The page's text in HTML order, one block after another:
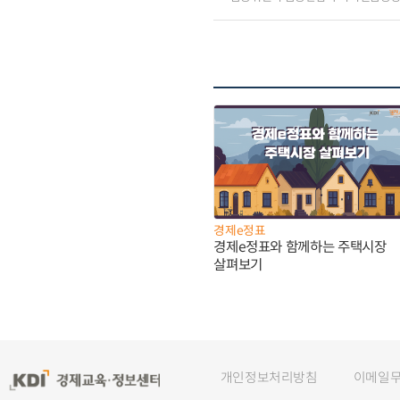
경제e정표
경제e정표와 함께하는 주택시장
살펴보기
개인정보처리방침 이메일